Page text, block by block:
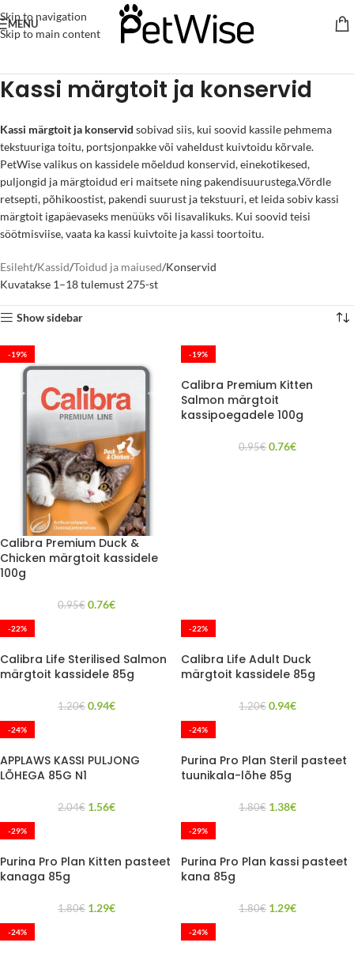
Skip to navigation
Skip to main content
MENU
Kassi märgtoit ja konservid
Kassi märgtoit ja konservid sobivad siis, kui soovid kassile pehmema
tekstuuriga toitu, portsjonpakke või vaheldust kuivtoidu kõrvale.
PetWise valikus on kassidele mõeldud konservid, einekotikesed,
puljongid ja märgtoidud eri maitsete ning pakendisuurustega.Võrdle
retsepti, põhikoostist, pakendi suurust ja tekstuuri, et leida sobiv kassi
märgtoit igapäevaseks menüüks või lisavalikuks. Kui soovid teisi
söötmisviise, vaata ka kassi kuivtoite ja kassi toortoitu.
Esileht Kassid Toidud ja maiused Konservid
Kuvatakse 1–18 tulemust 275-st
Show sidebar
-19%
Calibra Premium Duck &
Chicken märgtoit kassidele
100g
0.95€ 0.76€
-19%
Calibra Premium Kitten
Salmon märgtoit
kassipoegadele 100g
0.95€ 0.76€
-22%
Calibra Life Sterilised Salmon
märgtoit kassidele 85g
1.20€ 0.94€
-22%
Calibra Life Adult Duck
märgtoit kassidele 85g
1.20€ 0.94€
-24%
APPLAWS KASSI PULJONG
LÕHEGA 85G N1
2.04€ 1.56€
-24%
Purina Pro Plan Steril pasteet
tuunikala-lõhe 85g
1.80€ 1.38€
-29%
Purina Pro Plan Kitten pasteet
kanaga 85g
1.80€ 1.29€
-29%
Purina Pro Plan kassi pasteet
kana 85g
1.80€ 1.29€
-24% -24%